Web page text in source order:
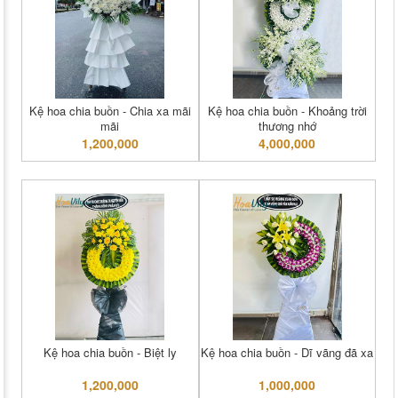
Kệ hoa chia buồn - Chia xa mãi
mãi
1,200,000
Kệ hoa chia buồn - Khoảng trời
thương nhớ
4,000,000
Kệ hoa chia buồn - Biệt ly
1,200,000
Kệ hoa chia buồn - Dĩ vãng đã xa
1,000,000